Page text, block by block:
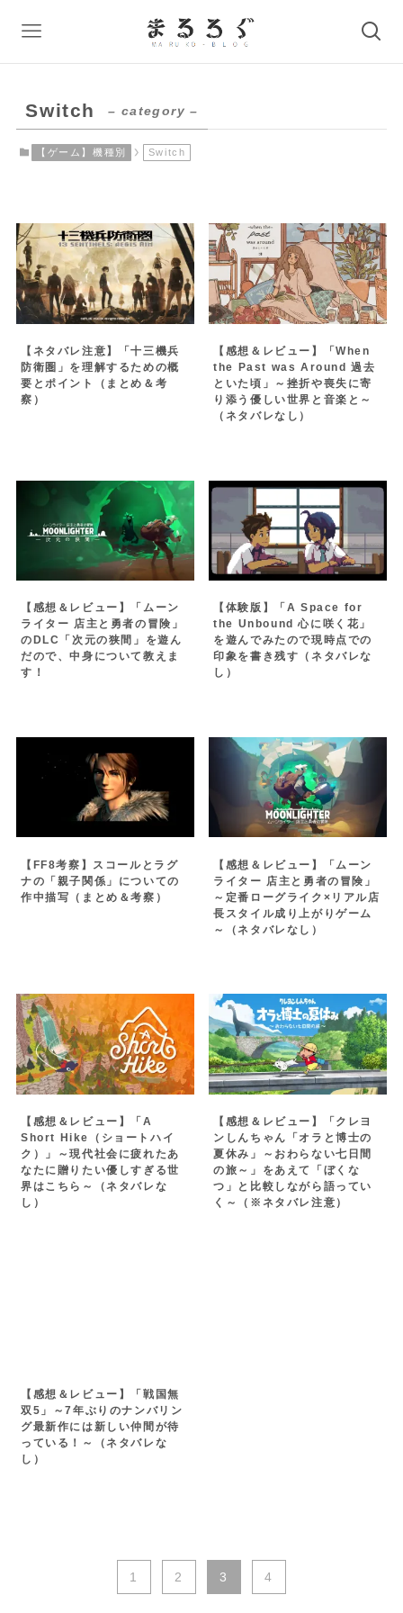
Switch – category –
【ゲーム】機種別 Switch
【ネタバレ注意】「十三機兵
防衛圏」を理解するための概
要とポイント（まとめ＆考
察）
【感想＆レビュー】「When
the Past was Around 過去
といた頃」～挫折や喪失に寄
り添う優しい世界と音楽と～
（ネタバレなし）
【感想＆レビュー】「ムーン
ライター 店主と勇者の冒険」
のDLC「次元の狭間」を遊ん
だので、中身について教えま
す！
【体験版】「A Space for
the Unbound 心に咲く花」
を遊んでみたので現時点での
印象を書き残す（ネタバレな
し）
【FF8考察】スコールとラグ
ナの「親子関係」についての
作中描写（まとめ＆考察）
【感想＆レビュー】「ムーン
ライター 店主と勇者の冒険」
～定番ローグライク×リアル店
長スタイル成り上がりゲーム
～（ネタバレなし）
【感想＆レビュー】「A
Short Hike（ショートハイ
ク）」～現代社会に疲れたあ
なたに贈りたい優しすぎる世
界はこちら～（ネタバレな
し）
【感想＆レビュー】「クレヨ
ンしんちゃん「オラと博士の
夏休み」～おわらない七日間
の旅～」をあえて「ぼくな
つ」と比較しながら語ってい
く～（※ネタバレ注意）
【感想＆レビュー】「戦国無
双5」～7年ぶりのナンバリン
グ最新作には新しい仲間が待
っている！～（ネタバレな
し）
1 2 3 4